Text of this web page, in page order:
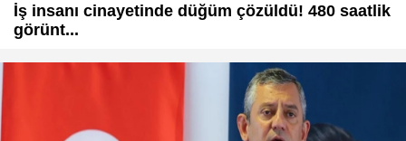
İş insanı cinayetinde düğüm çözüldü! 480 saatlik
görünt...